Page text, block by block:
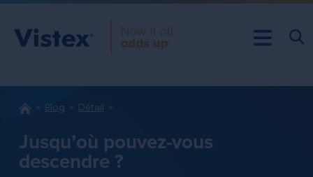
Blog Détail
Jusqu’où pouvez-vous
descendre ?